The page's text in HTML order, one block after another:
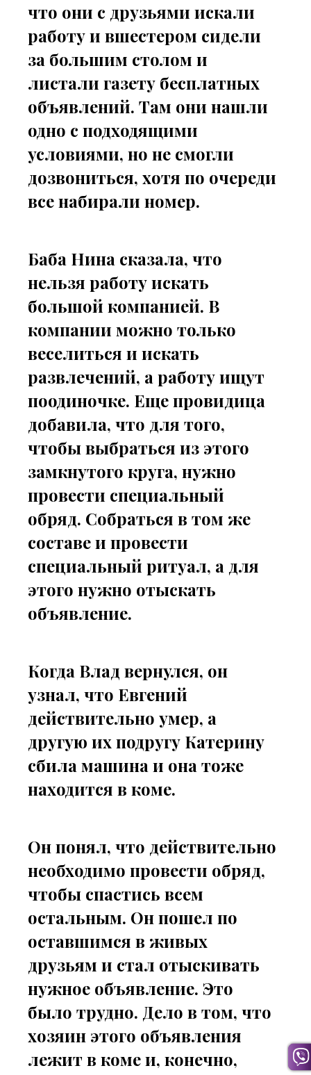
что они с друзьями искали
работу и вшестером сидели
за большим столом и
листали газету бесплатных
объявлений. Там они нашли
одно с подходящими
условиями, но не смогли
дозвониться, хотя по очереди
все набирали номер.
Баба Нина сказала, что
нельзя работу искать
большой компанией. В
компании можно только
веселиться и искать
развлечений, а работу ищут
поодиночке. Еще провидица
добавила, что для того,
чтобы выбраться из этого
замкнутого круга, нужно
провести специальный
обряд. Собраться в том же
составе и провести
специальный ритуал, а для
этого нужно отыскать
объявление.
Когда Влад вернулся, он
узнал, что Евгений
действительно умер, а
другую их подругу Катерину
сбила машина и она тоже
находится в коме.
Он понял, что действительно
необходимо провести обряд,
чтобы спастись всем
остальным. Он пошел по
оставшимся в живых
друзьям и стал отыскивать
нужное объявление. Это
было трудно. Дело в том, что
хозяин этого объявления
лежит в коме и, конечно,